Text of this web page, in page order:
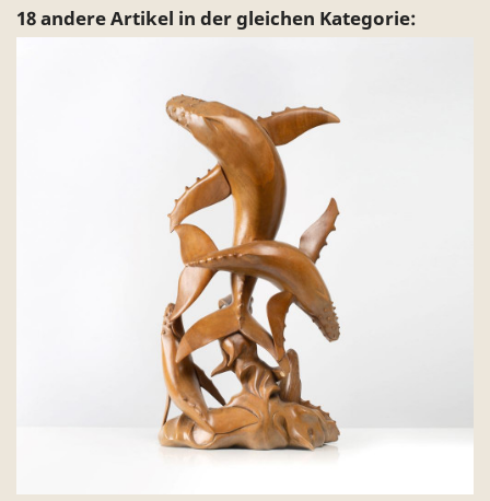
18 andere Artikel in der gleichen Kategorie: